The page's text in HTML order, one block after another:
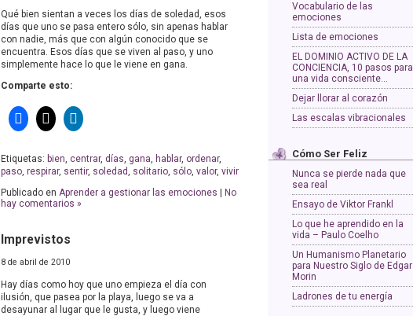
Qué bien sientan a veces los días de soledad, esos
días que uno se pasa entero sólo, sin apenas hablar
con nadie, más que con algún conocido que se
encuentra. Esos días que se viven al paso, y uno
simplemente hace lo que le viene en gana.
Comparte esto:
Etiquetas: bien, centrar, días, gana, hablar, ordenar,
paso, respirar, sentir, soledad, solitario, sólo, valor, vivir
Publicado en Aprender a gestionar las emociones
No
hay comentarios »
Imprevistos
8 de abril de 2010
Hay días como hoy que uno empieza el día con
ilusión, que pasea por la playa, luego se va a
desayunar al lugar que le gusta, y luego viene
Vocabulario de las
emociones
Lista de emociones
EL DOMINIO ACTIVO DE LA
CONCIENCIA, 10 pasos para
una vida consciente…
Dejar llorar al corazón
Las escalas vibracionales
Cómo Ser Feliz
Nunca se pierde nada que
sea real
Ensayo de Viktor Frankl
Lo que he aprendido en la
vida – Paulo Coelho
Un Humanismo Planetario
para Nuestro Siglo de Edgar
Morin
Ladrones de tu energía